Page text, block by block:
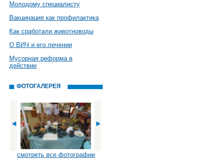
Молодому специалисту
Вакцинация как профилактика
Как сработали животноводы
О ВИЧ и его лечении
Мусорная реформа в
действии
ФОТОГАЛЕРЕЯ
смотреть все фотографии